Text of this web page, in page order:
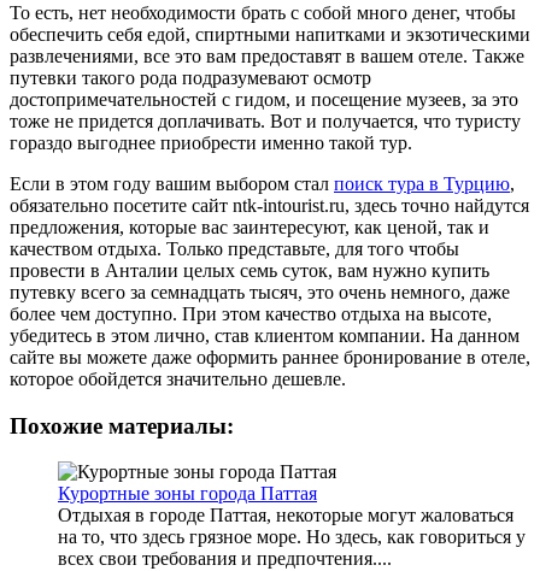
То есть, нет необходимости брать с собой много денег, чтобы
обеспечить себя едой, спиртными напитками и экзотическими
развлечениями, все это вам предоставят в вашем отеле. Также
путевки такого рода подразумевают осмотр
достопримечательностей с гидом, и посещение музеев, за это
тоже не придется доплачивать. Вот и получается, что туристу
гораздо выгоднее приобрести именно такой тур.
Если в этом году вашим выбором стал поиск тура в Турцию,
обязательно посетите сайт ntk-intourist.ru, здесь точно найдутся
предложения, которые вас заинтересуют, как ценой, так и
качеством отдыха. Только представьте, для того чтобы
провести в Анталии целых семь суток, вам нужно купить
путевку всего за семнадцать тысяч, это очень немного, даже
более чем доступно. При этом качество отдыха на высоте,
убедитесь в этом лично, став клиентом компании. На данном
сайте вы можете даже оформить раннее бронирование в отеле,
которое обойдется значительно дешевле.
Похожие материалы:
Курортные зоны города Паттая
Отдыхая в городе Паттая, некоторые могут жаловаться
на то, что здесь грязное море. Но здесь, как говориться у
всех свои требования и предпочтения....